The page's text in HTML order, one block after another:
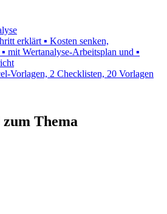
erklärt ▪ Kosten senken,
mit Wertanalyse-Arbeitsplan und ▪
Vorlagen, 2 Checklisten, 20 Vorlagen
Thema